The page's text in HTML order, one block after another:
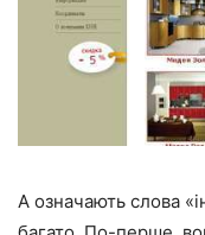
А означають слова